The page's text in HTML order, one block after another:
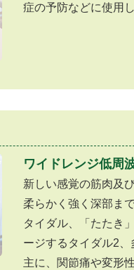
症の予防などに使用し
ワイドレンジ低周
新しい感覚の筋肉及
柔らかく強く深部ま
タイダル、「たたき
ージするタイダル2、
主に、関節痛や変形